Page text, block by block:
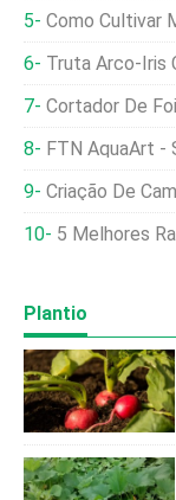
Como Cultivar
Truta Arco-Íris Criação De
Cortador De
FTN AquaArt -
Criação De Camarões:por Que
5 Melhores Rações
Plantio